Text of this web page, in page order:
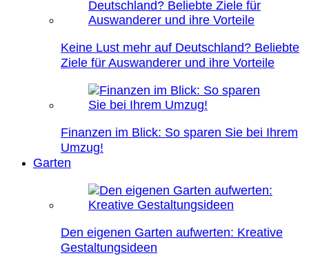
Keine Lust mehr auf Deutschland? Beliebte
Ziele für Auswanderer und ihre Vorteile
Finanzen im Blick: So sparen Sie bei Ihrem
Umzug!
Garten
Den eigenen Garten aufwerten: Kreative
Gestaltungsideen